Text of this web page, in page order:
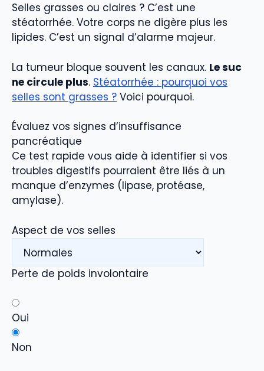
Selles grasses ou claires ? C’est une
stéatorrhée. Votre corps ne digère plus les
lipides. C’est un signal d’alarme majeur.
La tumeur bloque souvent les canaux. Le suc
ne circule plus. Stéatorrhée : pourquoi vos
selles sont grasses ? Voici pourquoi.
Évaluez vos signes d’insuffisance
pancréatique
Ce test rapide vous aide à identifier si vos
troubles digestifs pourraient être liés à un
manque d’enzymes (lipase, protéase,
amylase).
Aspect de vos selles
Perte de poids involontaire
Oui
Non